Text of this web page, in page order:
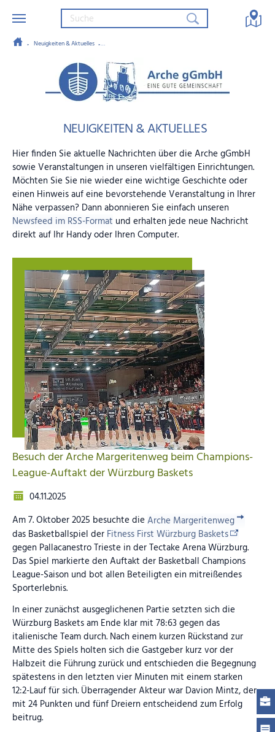
Neuigkeiten & Aktuelles Besuch der Arche Margeritenweg beim Champions-League-
NEUIGKEITEN & AKTUELLES
Hier finden Sie aktuelle Nachrichten über die Arche gGmbH
sowie Veranstaltungen in unseren vielfältigen Einrichtungen.
Möchten Sie Sie nie wieder eine wichtige Geschichte oder
einen Hinweis auf eine bevorstehende Veranstaltung in Ihrer
Nähe verpassen? Dann abonnieren Sie einfach unseren
Newsfeed im RSS-Format und erhalten jede neue Nachricht
direkt auf Ihr Handy oder Ihren Computer.
Besuch der Arche Margeritenweg beim Champions-
League-Auftakt der Würzburg Baskets
04.11.2025
Am 7. Oktober 2025 besuchte die Arche Margeritenweg
das Basketballspiel der Fitness First Würzburg Baskets
gegen Pallacanestro Trieste in der Tectake Arena Würzburg.
Das Spiel markierte den Auftakt der Basketball Champions
League-Saison und bot allen Beteiligten ein mitreißendes
Sporterlebnis.
In einer zunächst ausgeglichenen Partie setzten sich die
Würzburg Baskets am Ende klar mit 78:63 gegen das
italienische Team durch. Nach einem kurzen Rückstand zur
Mitte des Spiels holten sich die Gastgeber kurz vor der
Halbzeit die Führung zurück und entschieden die Begegnung
spätestens in den letzten vier Minuten mit einem starken
12:2-Lauf für sich. Überragender Akteur war Davion Mintz, der
mit 24 Punkten und fünf Dreiern entscheidend zum Erfolg
beitrug.